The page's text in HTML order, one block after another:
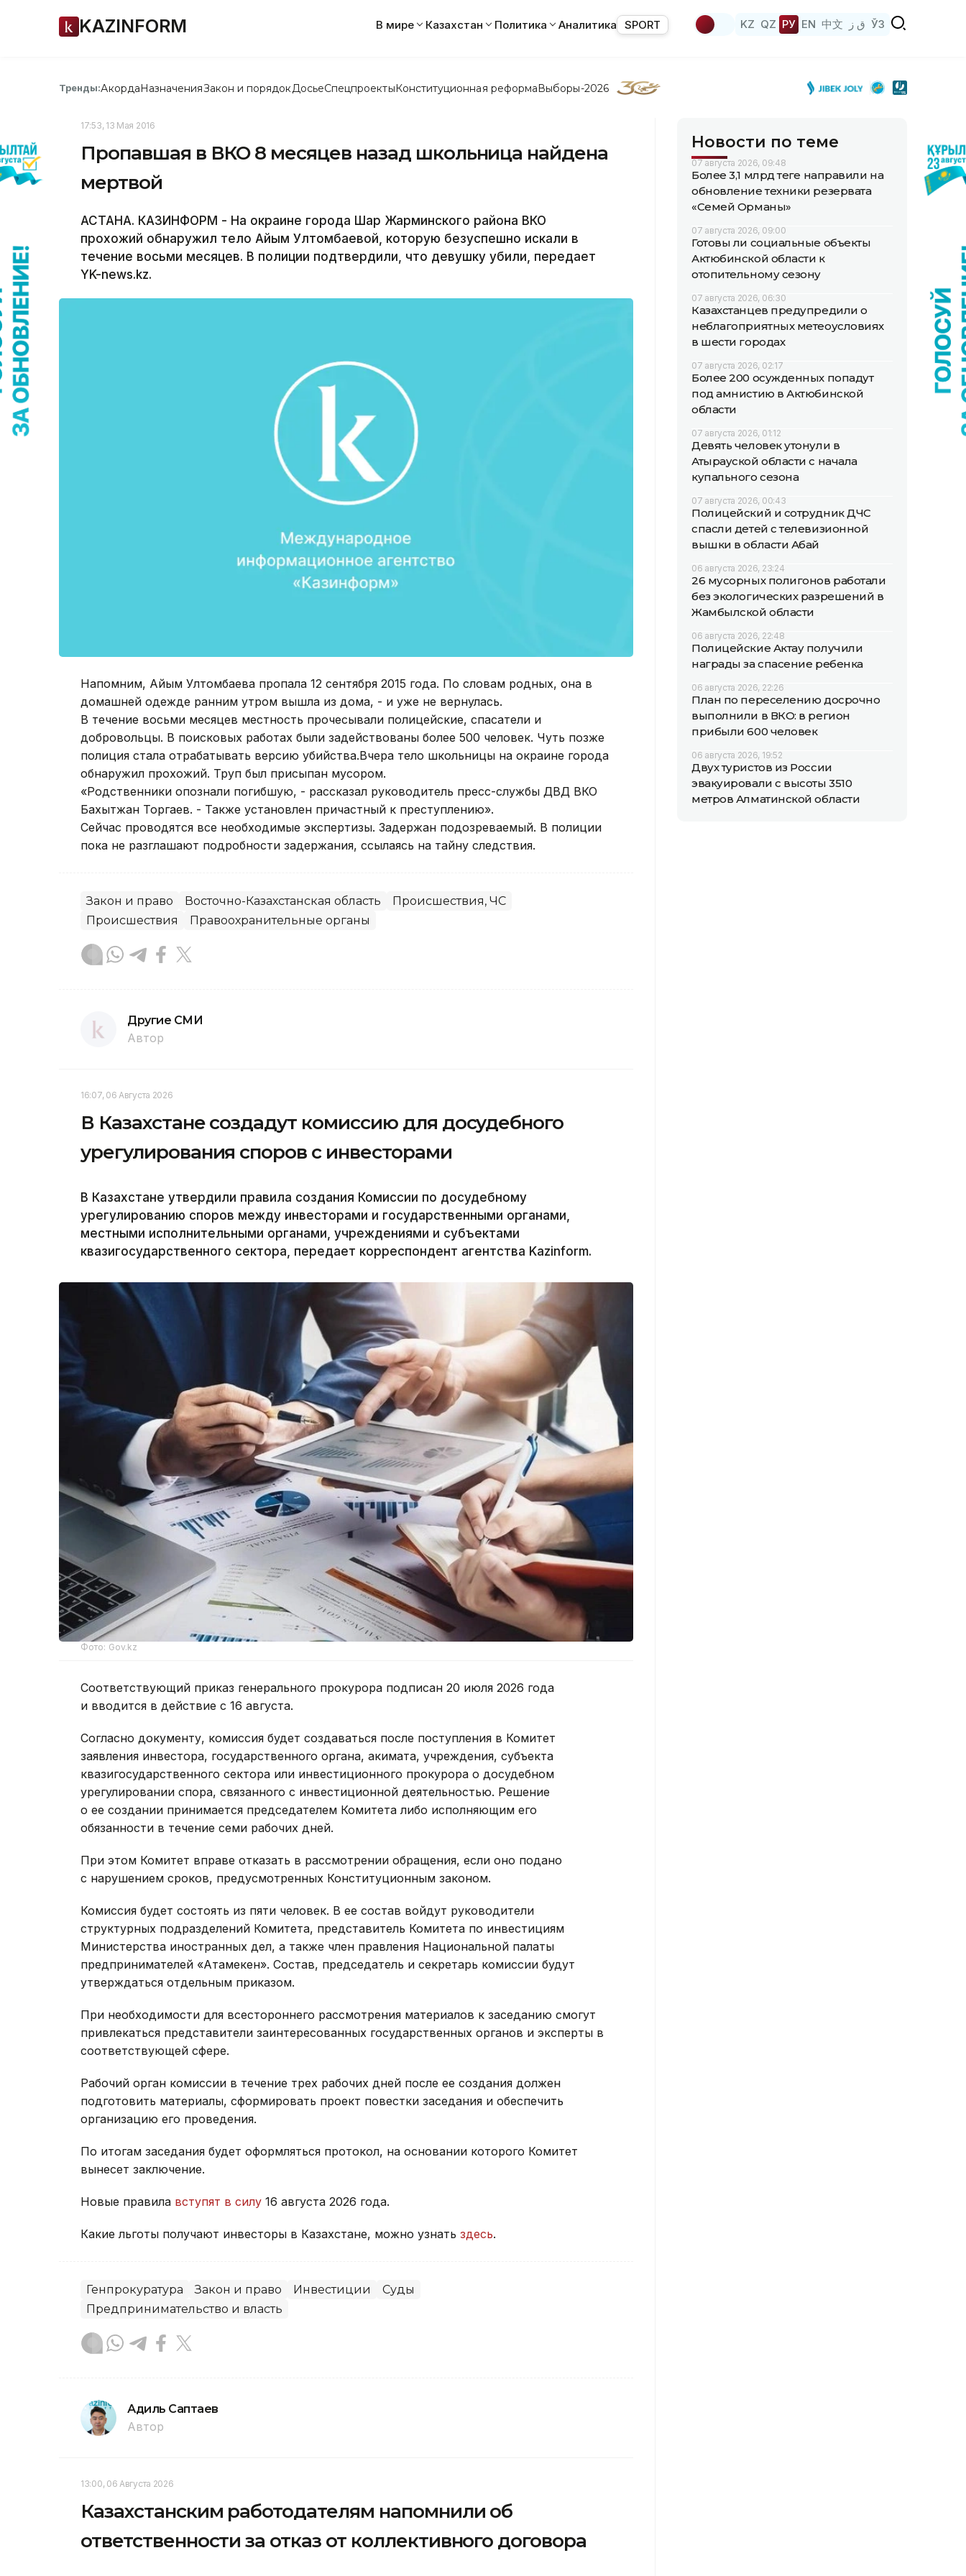
KAZINFORM В мире Казахстан Политика Аналитика SPORT KZ QZ РУ EN 中文 ق ز ЎЗ
Тренды:АкордаНазначенияЗакон и порядок ДосьеСпецпроектыКонституционная реформаВыборы-2026
17:53, 13 Мая 2016
Пропавшая в ВКО 8 месяцев назад школьница найдена
мертвой
АСТАНА. КАЗИНФОРМ - На окраине города Шар Жарминского района ВКО
прохожий обнаружил тело Айым Ултомбаевой, которую безуспешно искали в
течение восьми месяцев. В полиции подтвердили, что девушку убили, передает
YK-news.kz.
Напомним, Айым Ултомбаева пропала 12 сентября 2015 года. По словам родных, она в
домашней одежде ранним утром вышла из дома, - и уже не вернулась.
В течение восьми месяцев местность прочесывали полицейские, спасатели и
добровольцы. В поисковых работах были задействованы более 500 человек. Чуть позже
полиция стала отрабатывать версию убийства.Вчера тело школьницы на окраине города
обнаружил прохожий. Труп был присыпан мусором.
«Родственники опознали погибшую, - рассказал руководитель пресс-службы ДВД ВКО
Бахытжан Торгаев. - Также установлен причастный к преступлению».
Сейчас проводятся все необходимые экспертизы. Задержан подозреваемый. В полиции
пока не разглашают подробности задержания, ссылаясь на тайну следствия.
Закон и право Восточно-Казахстанская область
Происшествия, ЧС
Происшествия
Правоохранительные органы
Другие СМИ
Автор
16:07, 06 Августа 2026
В Казахстане создадут комиссию для досудебного
урегулирования споров с инвесторами
В Казахстане утвердили правила создания Комиссии по досудебному
урегулированию споров между инвесторами и государственными органами,
местными исполнительными органами, учреждениями и субъектами
квазигосударственного сектора, передает корреспондент агентства Kazinform.
Фото: Gov.kz
Соответствующий приказ генерального прокурора подписан 20 июля 2026 года
и вводится в действие с 16 августа.
Согласно документу, комиссия будет создаваться после поступления в Комитет
заявления инвестора, государственного органа, акимата, учреждения, субъекта
квазигосударственного сектора или инвестиционного прокурора о досудебном
урегулировании спора, связанного с инвестиционной деятельностью. Решение
о ее создании принимается председателем Комитета либо исполняющим его
обязанности в течение семи рабочих дней.
При этом Комитет вправе отказать в рассмотрении обращения, если оно подано
с нарушением сроков, предусмотренных Конституционным законом.
Комиссия будет состоять из пяти человек. В ее состав войдут руководители
структурных подразделений Комитета, представитель Комитета по инвестициям
Министерства иностранных дел, а также член правления Национальной палаты
предпринимателей «Атамекен». Состав, председатель и секретарь комиссии будут
утверждаться отдельным приказом.
При необходимости для всестороннего рассмотрения материалов к заседанию смогут
привлекаться представители заинтересованных государственных органов и эксперты в
соответствующей сфере.
Рабочий орган комиссии в течение трех рабочих дней после ее создания должен
подготовить материалы, сформировать проект повестки заседания и обеспечить
организацию его проведения.
По итогам заседания будет оформляться протокол, на основании которого Комитет
вынесет заключение.
Новые правила вступят в силу 16 августа 2026 года.
Какие льготы получают инвесторы в Казахстане, можно узнать здесь.
Генпрокуратура Закон и право Инвестиции
Суды
Предпринимательство и власть
Адиль Саптаев
Автор
13:00, 06 Августа 2026
Казахстанским работодателям напомнили об
ответственности за отказ от коллективного договора
Новости по теме
07 августа 2026, 09:48
Более 3,1 млрд теңге направили на
обновление техники резервата
«Семей Орманы»
07 августа 2026, 09:00
Готовы ли социальные объекты
Актюбинской области к
отопительному сезону
07 августа 2026, 06:30
Казахстанцев предупредили о
неблагоприятных метеоусловиях
в шести городах
07 августа 2026, 02:17
Более 200 осужденных попадут
под амнистию в Актюбинской
области
07 августа 2026, 01:12
Девять человек утонули в
Атырауской области с начала
купального сезона
07 августа 2026, 00:43
Полицейский и сотрудник ДЧС
спасли детей с телевизионной
вышки в области Абай
06 августа 2026, 23:24
26 мусорных полигонов работали
без экологических разрешений в
Жамбылской области
06 августа 2026, 22:48
Полицейские Актау получили
награды за спасение ребенка
06 августа 2026, 22:26
План по переселению досрочно
выполнили в ВКО: в регион
прибыли 600 человек
06 августа 2026, 19:52
Двух туристов из России
эвакуировали с высоты 3510
метров Алматинской области